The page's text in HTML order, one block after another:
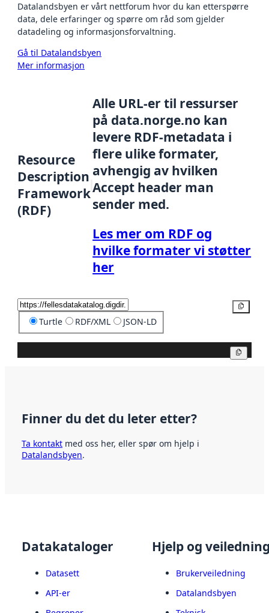
Datalandsbyen er vårt nettforum hvor du kan etterspørre
data, dele erfaringer og spørre om råd som gjelder
datadeling og informasjonsforvaltning.
Gå til Datalandsbyen
Mer informasjon
Resource
Description
Framework
(RDF)
Alle URL-er til ressurser
på data.norge.no kan
levere RDF-metadata i
flere ulike formater,
avhengig av hvilken
Accept header man
sender med.
Les mer om RDF og
hvilke formater vi støtter
her
Turtle RDF/XML JSON-LD
Finner du det du leter etter?
Ta kontakt med oss her, eller spør om hjelp i
Datalandsbyen.
Datakataloger
Datasett
API-er
Hjelp og
Brukerveiledning
Datalandsbyen